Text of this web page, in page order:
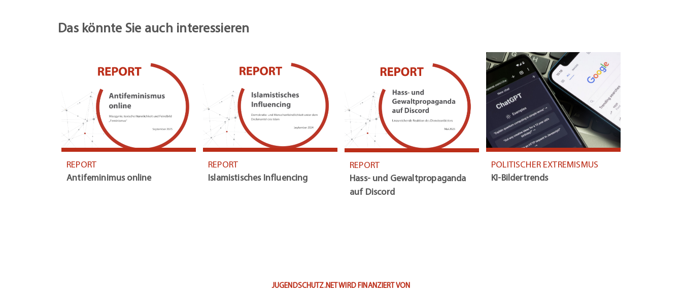
Das könnte Sie auch interessieren
REPORT
Antifeminimus online
REPORT
Islamistisches Influencing
REPORT
Hass- und Gewaltpropaganda
auf Discord
POLITISCHER EXTREMISMUS
KI-Bildertrends
JUGENDSCHUTZ.NET WIRD FINANZIERT VON